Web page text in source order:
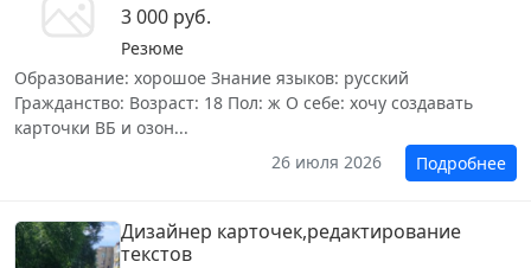
3 000 руб.
Резюме
Образование: хорошое Знание языков: русский
Гражданство: Возраст: 18 Пол: ж О себе: хочу создавать
карточки ВБ и озон...
26 июля 2026
Подробнее
Дизайнер карточек,редактирование
текстов